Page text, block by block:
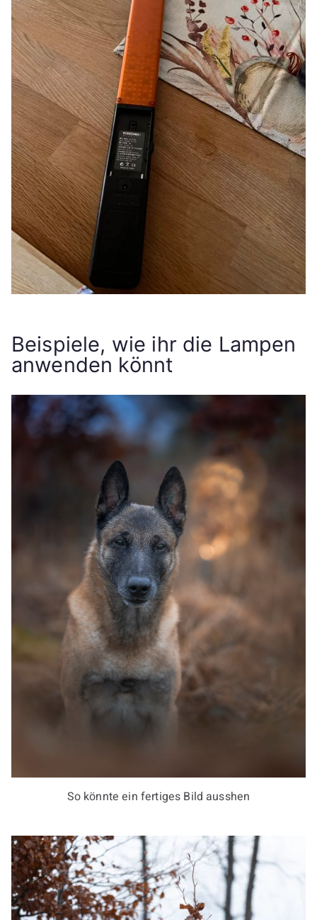
Beispiele, wie ihr die Lampen
anwenden könnt
So könnte ein fertiges Bild ausshen